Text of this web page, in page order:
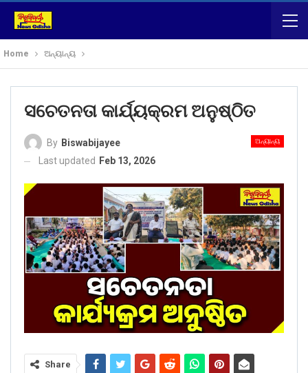
Home ଅନ୍ୟାନ୍ୟ
ସଚେତନତା କାର୍ଯ୍ୟକ୍ରମ ଅନୁଷ୍ଠିତ
ଅନ୍ୟାନ୍ୟ
By Biswabijayee
Last updated
Feb 13, 2026
Share